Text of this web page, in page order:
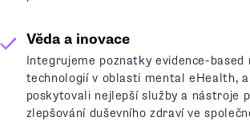
Věda a inovace
Integrujeme poznatky evidence-based
technologií v oblasti mental eHealth,
poskytovali nejlepší služby a nástroje
zlepšování duševního zdraví ve